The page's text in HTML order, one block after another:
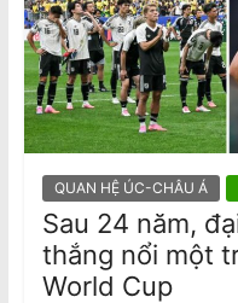
QUAN HỆ ÚC-CHÂU Á
Sau 24 năm,
thắng nổi một
World Cup